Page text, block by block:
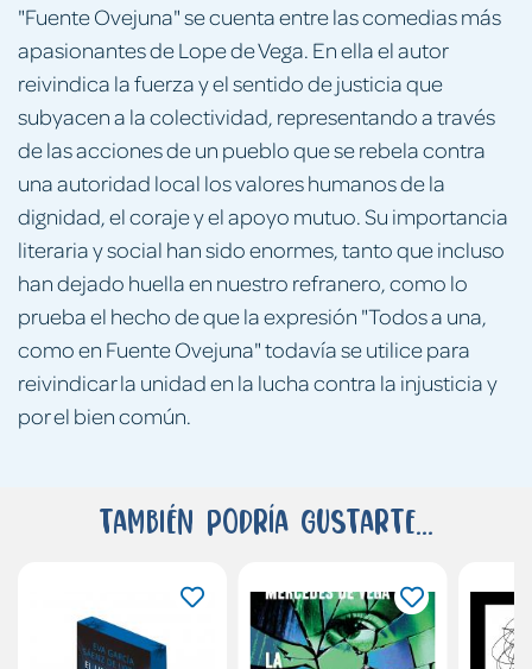
"Fuente Ovejuna" se cuenta entre las comedias más
apasionantes de Lope de Vega. En ella el autor
reivindica la fuerza y el sentido de justicia que
subyacen a la colectividad, representando a través
de las acciones de un pueblo que se rebela contra
una autoridad local los valores humanos de la
dignidad, el coraje y el apoyo mutuo. Su importancia
literaria y social han sido enormes, tanto que incluso
han dejado huella en nuestro refranero, como lo
prueba el hecho de que la expresión "Todos a una,
como en Fuente Ovejuna" todavía se utilice para
reivindicar la unidad en la lucha contra la injusticia y
por el bien común.
También podría gustarte...